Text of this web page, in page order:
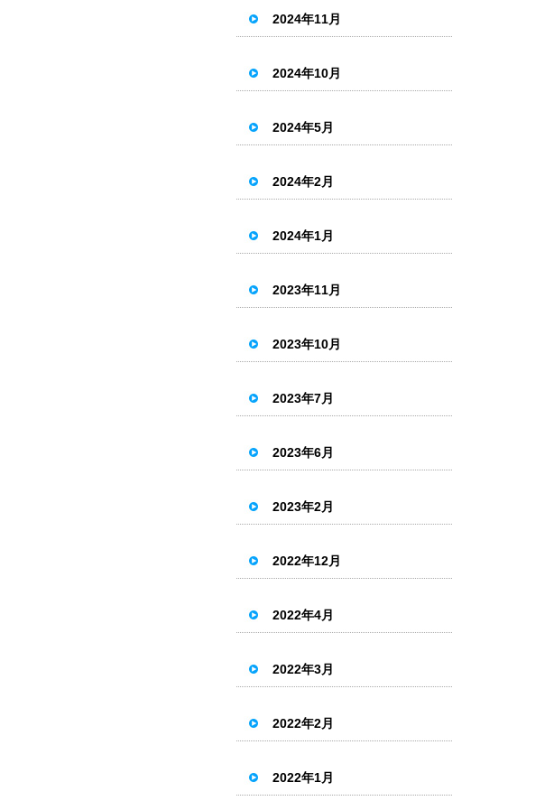
2024年11月
2024年10月
2024年5月
2024年2月
2024年1月
2023年11月
2023年10月
2023年7月
2023年6月
2023年2月
2022年12月
2022年4月
2022年3月
2022年2月
2022年1月